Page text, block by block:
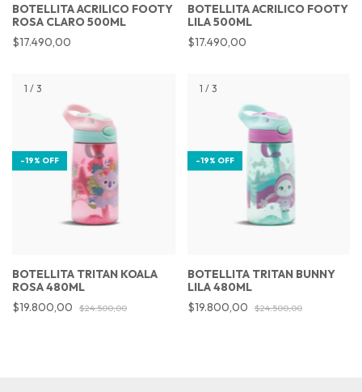
BOTELLITA ACRILICO FOOTY
ROSA CLARO 500ML
$17.490,00
BOTELLITA ACRILICO FOOTY
LILA 500ML
$17.490,00
1 / 3
-19% OFF
BOTELLITA TRITAN KOALA
ROSA 480ML
$19.800,00
$24.500,00
1 / 3
-19% OFF
BOTELLITA TRITAN BUNNY
LILA 480ML
$19.800,00
$24.500,00